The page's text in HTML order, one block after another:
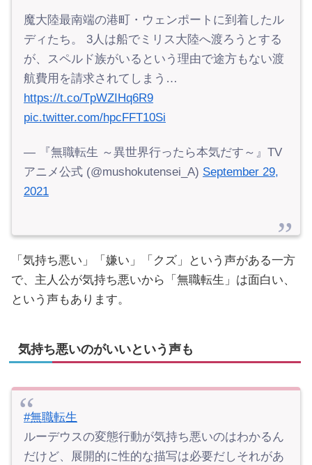
魔大陸最南端の港町・ウェンポートに到着したル
ディたち。 3人は船でミリス大陸へ渡ろうとする
が、スペルド族がいるという理由で途方もない渡
航費用を請求されてしまう…
https://t.co/TpWZIHq6R9
pic.twitter.com/hpcFFT10Si
— 『無職転生 ～異世界行ったら本気だす～』TV
アニメ公式 (@mushokutensei_A) September 29,
2021
「気持ち悪い」「嫌い」「クズ」という声がある一方
で、主人公が気持ち悪いから「無職転生」は面白い、
という声もあります。
気持ち悪いのがいいという声も
#無職転生
ルーデウスの変態行動が気持ち悪いのはわかるん
だけど、展開的に性的な描写は必要だしそれがあ